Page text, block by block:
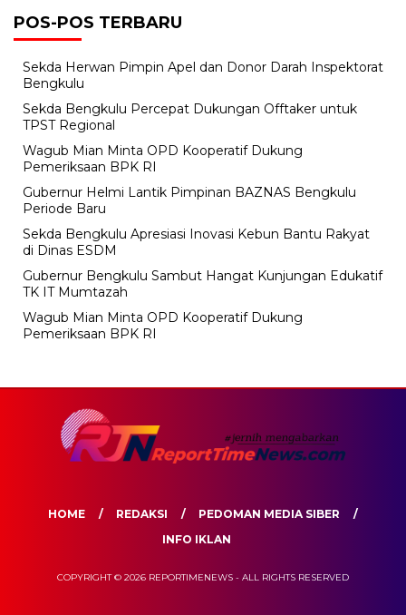
POS-POS TERBARU
Sekda Herwan Pimpin Apel dan Donor Darah Inspektorat
Bengkulu
Sekda Bengkulu Percepat Dukungan Offtaker untuk
TPST Regional
Wagub Mian Minta OPD Kooperatif Dukung
Pemeriksaan BPK RI
Gubernur Helmi Lantik Pimpinan BAZNAS Bengkulu
Periode Baru
Sekda Bengkulu Apresiasi Inovasi Kebun Bantu Rakyat
di Dinas ESDM
Gubernur Bengkulu Sambut Hangat Kunjungan Edukatif
TK IT Mumtazah
Wagub Mian Minta OPD Kooperatif Dukung
Pemeriksaan BPK RI
HOME REDAKSI
PEDOMAN MEDIA SIBER
INFO IKLAN
COPYRIGHT © 2026 REPORTIMENEWS - ALL RIGHTS RESERVED